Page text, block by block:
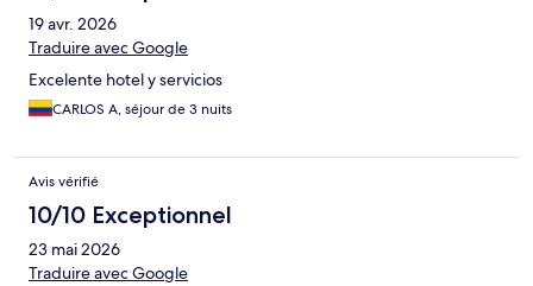
19 avr. 2026
Traduire avec Google
Excelente hotel y servicios
CARLOS A, séjour de 3 nuits
Avis vérifié
10/10 Exceptionnel
23 mai 2026
Traduire avec Google